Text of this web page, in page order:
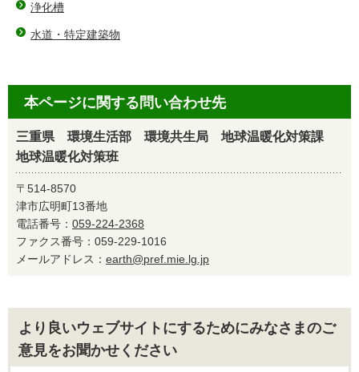
浄化槽
水道・特定建築物
本ページに関する問い合わせ先
三重県 環境生活部 環境共生局 地球温暖化対策課
地球温暖化対策班
〒514-8570
津市広明町13番地
電話番号： 059-224-2368
ファクス番号：059-229-1016
メールアドレス： earth@pref.mie.lg.jp
より良いウェブサイトにするためにみなさまのご
意見をお聞かせください